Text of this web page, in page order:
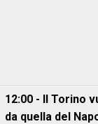
12:00 - Il Torino
da quella del